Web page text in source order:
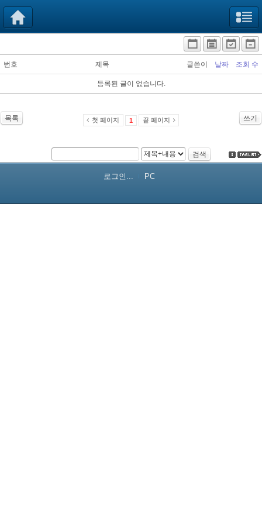
번호 제목 글쓴이 날짜 조회 수
등록된 글이 없습니다.
목록 쓰기
첫 페이지 1 끝 페이지
검색
로그인... PC